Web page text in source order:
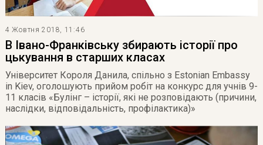
4 Жовтня 2018, 11:46
В Івано-Франківську збирають історії про
цькування в старших класах
Університет Короля Данила, спільно з Estonian Embassy
in Kiev, оголошують прийом робіт на конкурс для учнів 9-
11 класів «Булінг – історії, які не розповідають (причини,
наслідки, відповідальність, профілактика)»